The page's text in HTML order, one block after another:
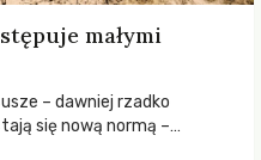
małymi
– dawniej rzadko
się nową normą –